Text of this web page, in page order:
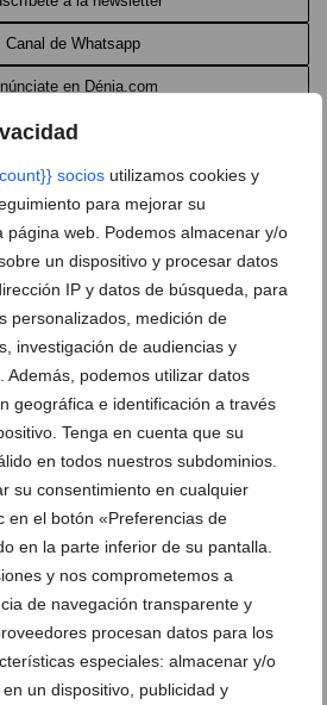
socios utilizamos cookies y
para mejorar su
página web. Podemos almacenar y/o
un dispositivo y procesar datos
IP y datos de búsqueda, para
personalizados, medición de
investigación de audiencias y
Además, podemos utilizar datos
geográfica e identificación a través
Tenga en cuenta que su
en todos nuestros subdominios.
su consentimiento en cualquier
en el botón «Preferencias de
en la parte inferior de su pantalla.
y nos comprometemos a
de navegación transparente y
procesan datos para los
especiales: almacenar y/o
un dispositivo, publicidad y
Canal de Whatsapp
en Dénia.com
Envía tu noticia
Dénia,Centros Educativos Dénia,
Dénia ,Colegios Dénia,
,Escoleta Municipal Dénia, Guarderías
Dénia
Maria Ibars
Dénia ,Raquel Payà Dénia
dice:
a las 12:37
acurdo que habia un colegio pero
no me acurod del nombre, puede ser
Responder